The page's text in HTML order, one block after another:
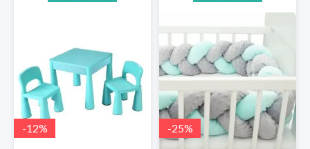
-12% -25%